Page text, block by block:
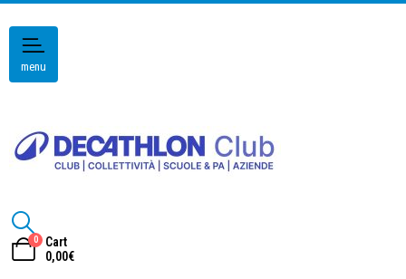
menu
0
Cart
0,00€